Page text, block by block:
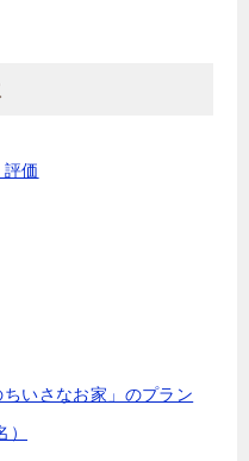
価
いさなお家」のプラン